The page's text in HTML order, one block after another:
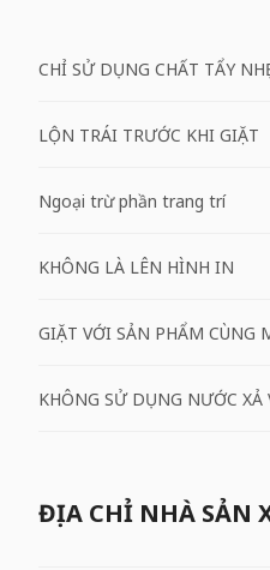
CHỈ SỬ DỤNG CHẤT TẨY
LỘN TRÁI TRƯỚC KHI GIẶT
Ngoại trừ phần trang trí
KHÔNG LÀ LÊN HÌNH IN
GIẶT VỚI SẢN PHẨM CÙNG
KHÔNG SỬ DỤNG NƯỚC XẢ
ĐỊA CHỈ NHÀ SẢN